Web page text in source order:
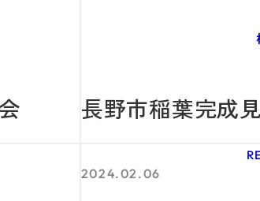
長野市稲葉完成
2024.02.06